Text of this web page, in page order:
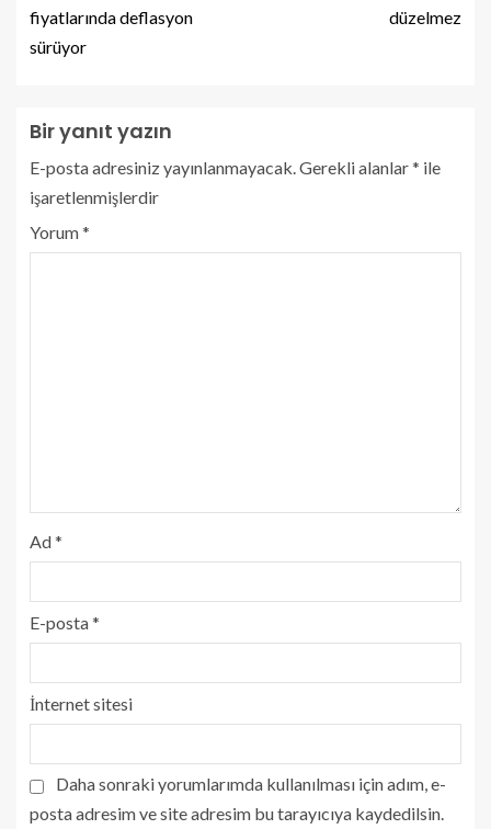
fiyatlarında deflasyon
sürüyor
düzelmez
Bir yanıt yazın
E-posta adresiniz yayınlanmayacak.Gerekli alanlar* ile
işaretlenmişlerdir
Yorum*
Ad*
E-posta*
İnternet sitesi
Daha sonraki yorumlarımda kullanılması için adım, e-
posta adresim ve site adresim bu tarayıcıya kaydedilsin.